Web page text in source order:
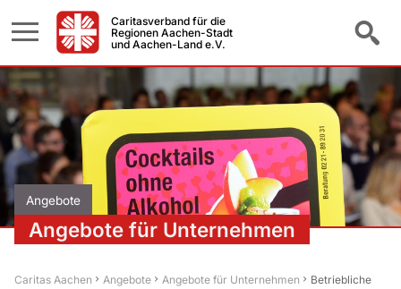
Caritasverband für die
Regionen Aachen-Stadt
und Aachen-Land e.V.
Angebote
Angebote für Unternehmen
Caritas Aachen Angebote Angebote für Unternehmen
Betriebliche